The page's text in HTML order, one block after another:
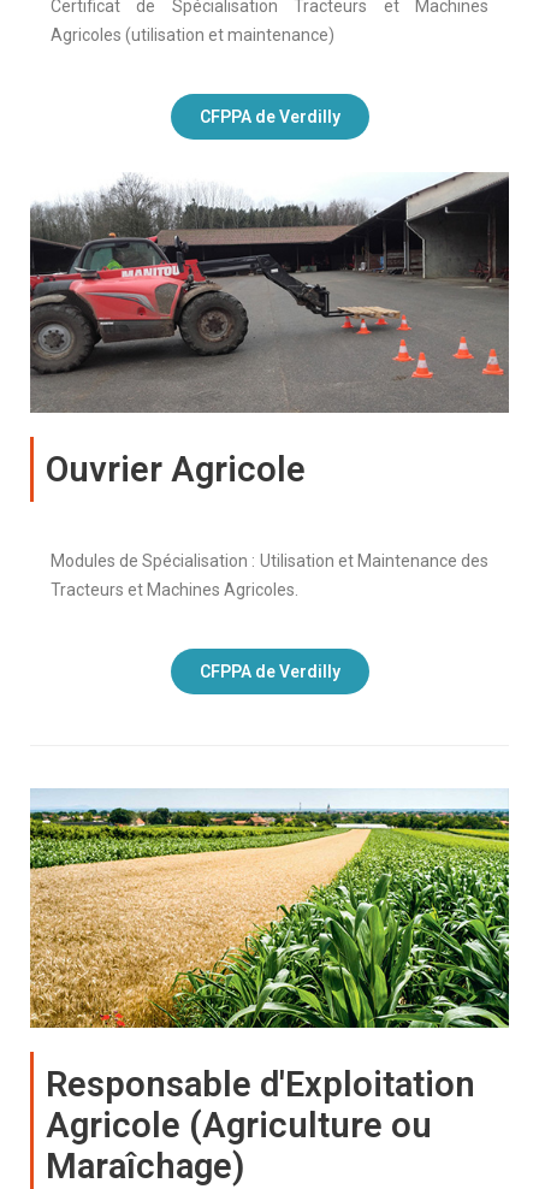
Certificat de Spécialisation Tracteurs et Machines
Agricoles (utilisation et maintenance)
CFPPA de Verdilly
Ouvrier Agricole
Modules de Spécialisation : Utilisation et Maintenance des
Tracteurs et Machines Agricoles.
CFPPA de Verdilly
Responsable d'Exploitation
Agricole (Agriculture ou
Maraîchage)